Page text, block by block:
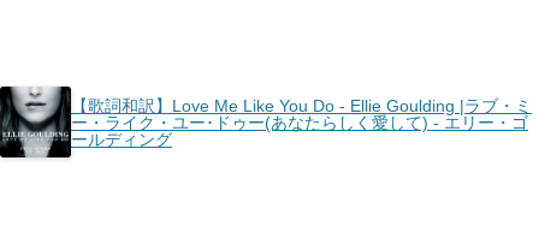
【歌詞和訳】Love Me Like You Do - Ellie Goulding |ラブ・ミ
ー・ライク・ユー･ドゥー(あなたらしく愛して) - エリー・ゴ
ールディング